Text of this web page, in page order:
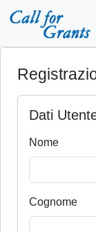
Dati
Nome
Cognome